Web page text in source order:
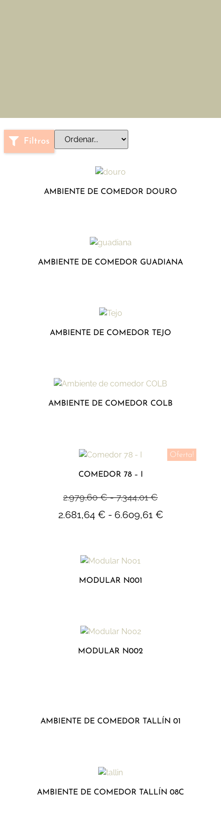
Filtros
AMBIENTE DE COMEDOR DOURO
AMBIENTE DE COMEDOR GUADIANA
AMBIENTE DE COMEDOR TEJO
AMBIENTE DE COMEDOR COLB
Oferta!
COMEDOR 78 – I
2.979,60€ - 7.344,01€
2.681,64 € - 6.609,61 €
MODULAR N001
MODULAR N002
AMBIENTE DE COMEDOR TALLÍN 01
AMBIENTE DE COMEDOR TALLÍN 08C